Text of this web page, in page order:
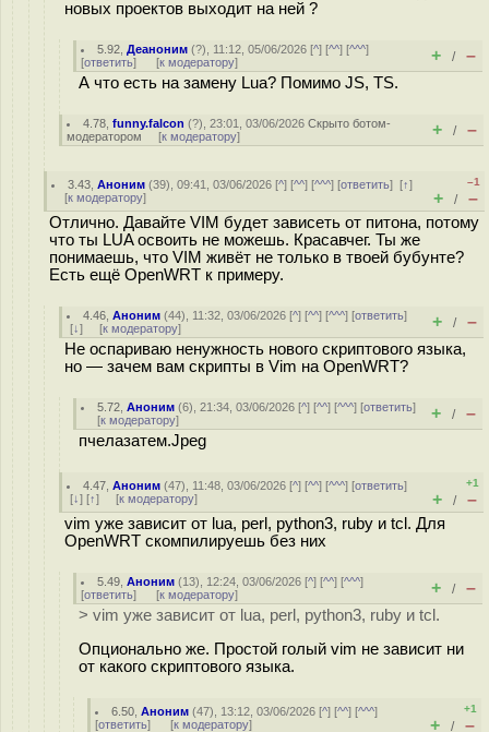
новых проектов выходит на ней ?
5.92 ,Деаноним (?), 11:12, 05/06/2026 [^] [^^] [^^^]
[ответить] [к модератору] + / –
А что есть на замену Lua? Помимо JS, TS.
4.78 ,funny.falcon (?), 23:01, 03/06/2026Скрыто ботом-
модератором [к модератору] + / –
3.43 ,Аноним (39), 09:41, 03/06/2026 [^] [^^] [^^^] [ответить][↑]
[к модератору]
–1
+ / –
Отлично. Давайте VIM будет зависеть от питона, потому
что ты LUA освоить не можешь. Красавчег. Ты же
понимаешь, что VIM живёт не только в твоей бубунте?
Есть ещё OpenWRT к примеру.
4.46 ,Аноним (44), 11:32, 03/06/2026 [^] [^^] [^^^] [ответить]
[↓] [к модератору] + / –
Не оспариваю ненужность нового скриптового языка,
но — зачем вам скрипты в Vim на OpenWRT?
5.72 ,Аноним (6), 21:34, 03/06/2026 [^] [^^] [^^^] [ответить]
[к модератору] + / –
пчелазатем.Jpeg
4.47 ,Аноним (47), 11:48, 03/06/2026 [^] [^^] [^^^] [ответить]
[↓] [↑] [к модератору]
+1
+ / –
vim уже зависит от lua, perl, python3, ruby и tcl. Для
OpenWRT скомпилируешь без них
5.49 ,Аноним (13), 12:24, 03/06/2026 [^] [^^] [^^^]
[ответить] [к модератору] + / –
> vim уже зависит от lua, perl, python3, ruby и tcl.
Опционально же. Простой голый vim не зависит ни
от какого скриптового языка.
6.50 ,Аноним (47), 13:12, 03/06/2026 [^] [^^] [^^^]
[ответить] [к модератору]
+1
+ / –